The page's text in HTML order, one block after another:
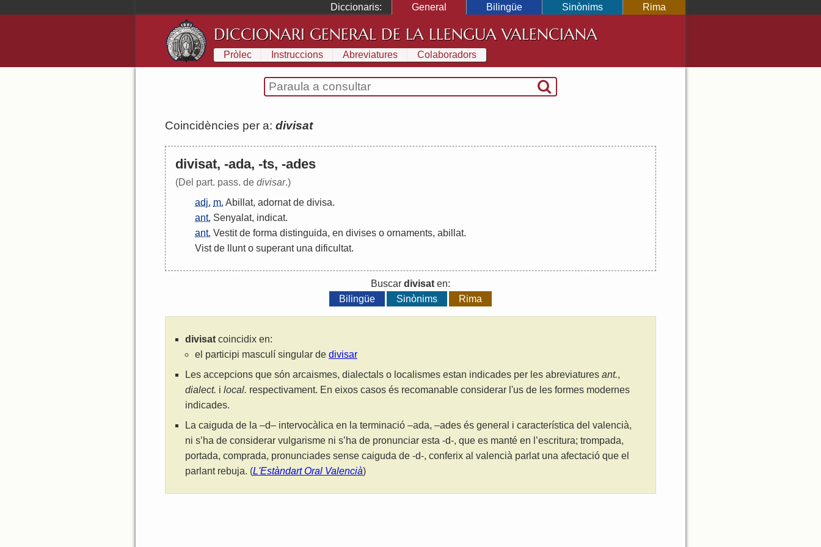
Diccionaris: General Bilingüe Sinònims Rima
DICCIONARI GENERAL DE LA LLENGUA VALENCIANA
Pròlec Instruccions Abreviatures Colaboradors
Coincidències per a: divisat
divisat, -ada, -ts, -ades
(Del part. pass. de divisar.)
adj. m. Abillat, adornat de divisa.
ant. Senyalat, indicat.
ant. Vestit de forma distinguida, en divises o ornaments, abillat.
Vist de llunt o superant una dificultat.
Buscar divisat en:
Bilingüe
Sinònims Rima
divisat coincidix en:
el participi masculí singular de divisar
Les accepcions que són arcaismes, dialectals o localismes estan indicades per les abreviatures ant.,
dialect. i local. respectivament. En eixos casos és recomanable considerar l'us de les formes modernes
indicades.
La caiguda de la –d– intervocàlica en la terminació –ada, –ades és general i característica del valencià,
ni s’ha de considerar vulgarisme ni s’ha de pronunciar esta -d-, que es manté en l’escritura; trompada,
portada, comprada, pronunciades sense caiguda de -d-, conferix al valencià parlat una afectació que el
parlant rebuja. (L'Estàndart Oral Valencià)